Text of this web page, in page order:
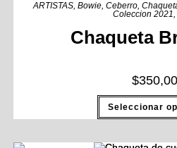
ARTISTAS, Bowie, Ceberro,
Coleccion 2021,
Chaqueta
$
Seleccionar